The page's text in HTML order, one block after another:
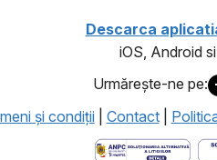
Descarca
iOS, Android
Urmăreşte-ne pe:
şi condiţii| Contact|